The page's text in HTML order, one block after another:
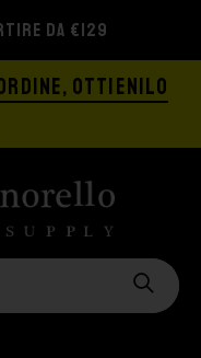
DA €129
OTTIENILO